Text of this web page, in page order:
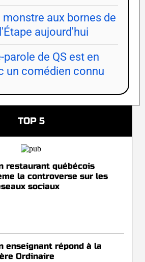
aux bornes de
aujourd'hui
de QS est en
un comédien connu
TOP 5
restaurant québécois
la controverse sur les
sociaux
enseignant répond à la
Ordinaire